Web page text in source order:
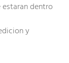
dentro
y